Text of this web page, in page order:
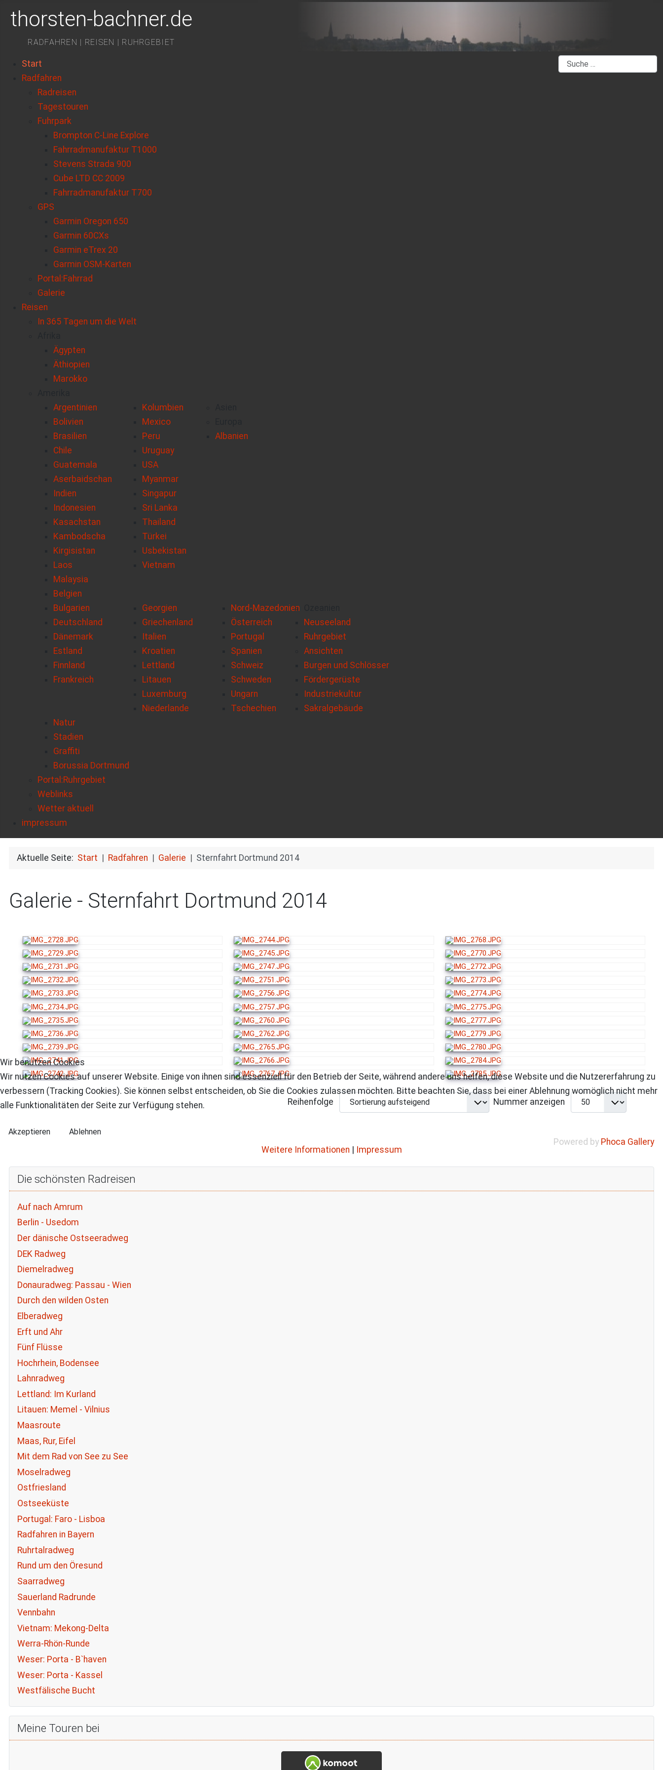
thorsten-bachner.de
RADFAHREN | REISEN | RUHRGEBIET
Start
Radfahren
Radreisen
Tagestouren
Fuhrpark
Brompton C-Line Explore
Fahrradmanufaktur T1000
Stevens Strada 900
Cube LTD CC 2009
Fahrradmanufaktur T700
GPS
Garmin Oregon 650
Garmin 60CXs
Garmin eTrex 20
Garmin OSM-Karten
Portal:Fahrrad
Galerie
Reisen
In 365 Tagen um die Welt
Ägypten
Äthiopien
Marokko
Argentinien
Bolivien
Brasilien
Chile
Guatemala
Kolumbien
Mexico
Peru
Uruguay
USA
Aserbaidschan
Indien
Indonesien
Kasachstan
Kambodscha
Kirgisistan
Laos
Malaysia
Myanmar
Singapur
Sri Lanka
Thailand
Türkei
Usbekistan
Vietnam
Albanien
Belgien
Bulgarien
Deutschland
Dänemark
Estland
Finnland
Frankreich
Georgien
Griechenland
Italien
Kroatien
Lettland
Litauen
Luxemburg
Niederlande
Nord-Mazedonien
Österreich
Portugal
Spanien
Schweiz
Schweden
Ungarn
Tschechien
Neuseeland
Ruhrgebiet
Ansichten
Burgen und Schlösser
Fördergerüste
Industriekultur
Sakralgebäude
Natur
Stadien
Graffiti
Borussia Dortmund
Portal:Ruhrgebiet
Weblinks
Wetter aktuell
impressum
Suchen
Aktuelle Seite: Start Radfahren Galerie Sternfahrt Dortmund 2014
Galerie - Sternfahrt Dortmund 2014
Reihenfolge Nummer anzeigen
Powered by Phoca Gallery
Die schönsten Radreisen
Auf nach Amrum
Berlin - Usedom
Der dänische Ostseeradweg
DEK Radweg
Diemelradweg
Donauradweg: Passau - Wien
Durch den wilden Osten
Elberadweg
Erft und Ahr
Fünf Flüsse
Hochrhein, Bodensee
Lahnradweg
Lettland: Im Kurland
Litauen: Memel - Vilnius
Maasroute
Maas, Rur, Eifel
Mit dem Rad von See zu See
Moselradweg
Ostfriesland
Ostseeküste
Portugal: Faro - Lisboa
Radfahren in Bayern
Ruhrtalradweg
Rund um den Öresund
Saarradweg
Sauerland Radrunde
Vennbahn
Vietnam: Mekong-Delta
Werra-Rhön-Runde
Weser: Porta - B`haven
Weser: Porta - Kassel
Westfälische Bucht
Meine Touren bei
Wir benutzen Cookies
Wir nutzen Cookies auf unserer Website. Einige von ihnen sind essenziell für den Betrieb der Seite, während andere uns helfen, diese Website und die Nutzererfahrung zu
verbessern (Tracking Cookies). Sie können selbst entscheiden, ob Sie die Cookies zulassen möchten. Bitte beachten Sie, dass bei einer Ablehnung womöglich nicht mehr
alle Funktionalitäten der Seite zur Verfügung stehen.
Akzeptieren Ablehnen
Weitere Informationen Impressum